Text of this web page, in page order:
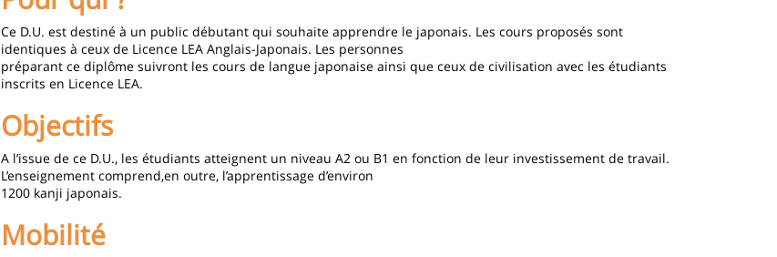
de
la
page
principale
Ce D.U. est destiné à un public débutant qui souhaite apprendre le japonais. Les cours proposés sont
identiques à ceux de Licence LEA Anglais-Japonais. Les personnes
préparant ce diplôme suivront les cours de langue japonaise ainsi que ceux de civilisation avec les étudiants
inscrits en Licence LEA.
Objectifs
A l’issue de ce D.U., les étudiants atteignent un niveau A2 ou B1 en fonction de leur investissement de travail.
L’enseignement comprend,en outre, l’apprentissage d’environ
1200 kanji japonais.
Mobilité